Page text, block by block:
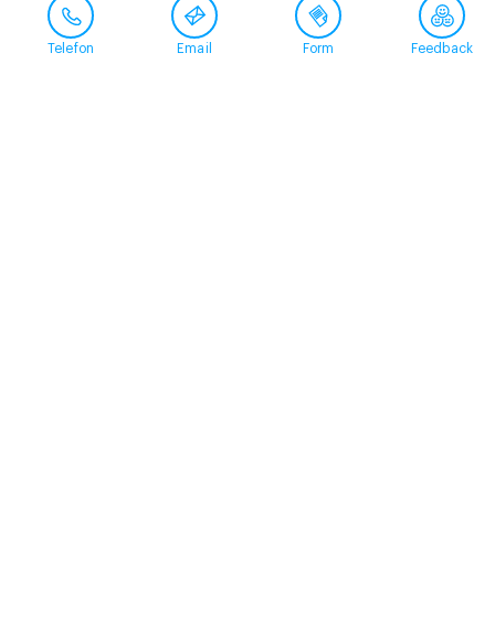
Telefon Email Form Feedback